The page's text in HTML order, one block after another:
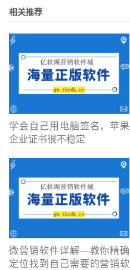
相关推荐
学会自己用电脑签名，苹果
企业证书很不稳定
微营销软件详解—教你精确
定位找到自己需要的营销软